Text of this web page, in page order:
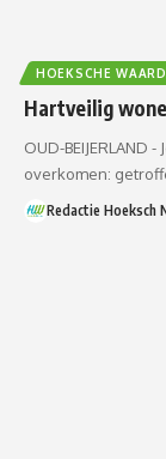
HOEKSCHE WAARD
Hartveilig
OUD-BEIJERLAND
overkomen:
Redactie Hoeksch